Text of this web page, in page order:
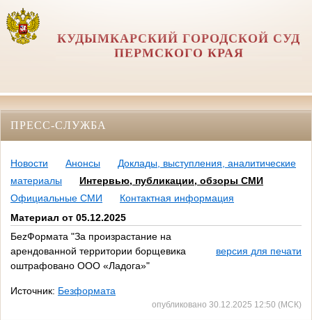
КУДЫМКАРСКИЙ ГОРОДСКОЙ СУД
ПЕРМСКОГО КРАЯ
ПРЕСС-СЛУЖБА
Новости Анонсы
Доклады, выступления, аналитические
материалы
Интервью, публикации, обзоры СМИ
Официальные СМИ
Контактная информация
Материал от 05.12.2025
БеzФормата "За произрастание на
арендованной территории борщевика
оштрафовано ООО «Ладога»"
версия для печати
Источник: Безформата
опубликовано 30.12.2025 12:50 (МСК)